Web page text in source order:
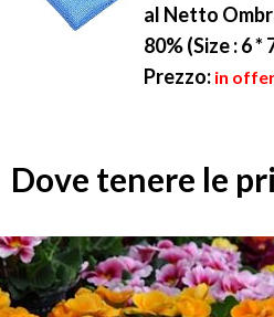
al Netto
80% (Size : 6 *
Prezzo: in
Dove tenere le